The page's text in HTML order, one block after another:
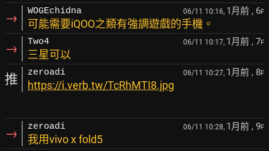
→ WOGEchidna 06/11 10:16, 1月前 , 6F
可能需要iQOO之類有強調遊戲的手機。
→ Two4 06/11 10:17, 1月前 , 7F
三星可以
推 zeroadi 06/11 10:27, 1月前 , 8F
https://i.verb.tw/TcRhMTI8.jpg
→ zeroadi 06/11 10:28, 1月前 , 9F
我用vivo x fold5